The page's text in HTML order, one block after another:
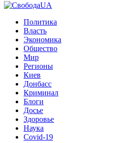
Политика
Власть
Экономика
Общество
Мир
Регионы
Киев
Донбасс
Криминал
Блоги
Досье
Здоровье
Наука
Covid-19